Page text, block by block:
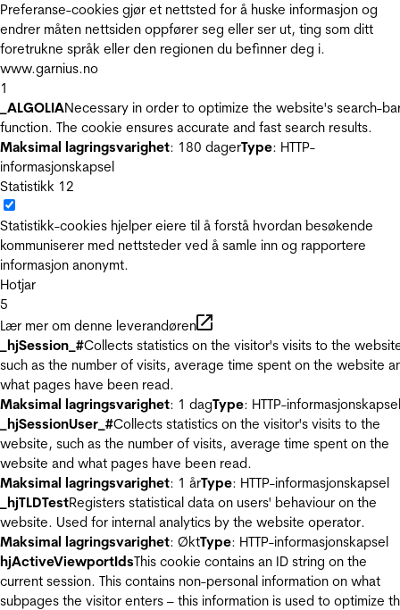
Preferanse-cookies gjør et nettsted for å huske informasjon og
endrer måten nettsiden oppfører seg eller ser ut, ting som ditt
foretrukne språk eller den regionen du befinner deg i.
www.garnius.no
1
_ALGOLIANecessary in order to optimize the website's search-
function. The cookie ensures accurate and fast search results.
Maksimal lagringsvarighet: 180 dagerType: HTTP-
informasjonskapsel
Statistikk 12
Statistikk-cookies hjelper eiere til å forstå hvordan besøkende
kommuniserer med nettsteder ved å samle inn og rapportere
informasjon anonymt.
Hotjar
5
Lær mer om denne leverandøren
_hjSession_#Collects statistics on the visitor's visits to the
such as the number of visits, average time spent on the website
what pages have been read.
Maksimal lagringsvarighet: 1 dagType: HTTP-informasjonskapsel
_hjSessionUser_#Collects statistics on the visitor's visits to the
website, such as the number of visits, average time spent on the
website and what pages have been read.
Maksimal lagringsvarighet: 1 årType: HTTP-informasjonskapsel
_hjTLDTestRegisters statistical data on users' behaviour on the
website. Used for internal analytics by the website operator.
Maksimal lagringsvarighet: ØktType: HTTP-informasjonskapsel
hjActiveViewportIdsThis cookie contains an ID string on the
current session. This contains non-personal information on what
subpages the visitor enters – this information is used to optimize